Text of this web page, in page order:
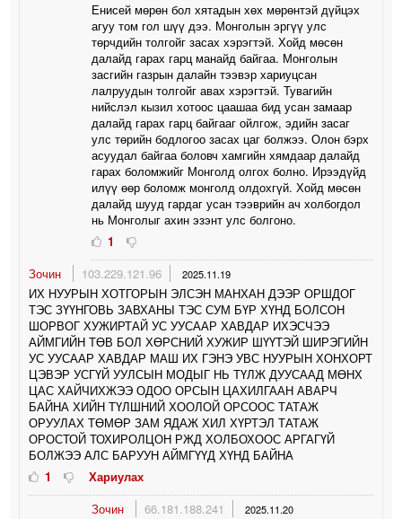
Енисей мөрөн бол хятадын хөх мөрөнтэй дүйцэх
агуу том гол шүү дээ. Монголын эргүү улс
төрчдийн толгойг засах хэрэгтэй. Хойд мөсөн
далайд гарах гарц манайд байгаа. Монголын
засгийн газрын далайн тээвэр хариуцсан
лалруудын толгойг авах хэрэгтэй. Тувагийн
нийслэл кызил хотоос цаашаа бид усан замаар
далайд гарах гарц байгааг ойлгож, эдийн засаг
улс төрийн бодлогоо засах цаг болжээ. Олон бэрх
асуудал байгаа боловч хамгийн хямдаар далайд
гарах боломжийг Монголд олгох болно. Ирээдүйд
илүү өөр боломж монголд олдохгүй. Хойд мөсөн
далайд шууд гардаг усан тээврийн ач холбогдол
нь Монголыг ахин эзэнт улс болгоно.
1
Зочин
103.229.121.96 2025.11.19
ИХ НУУРЫН ХОТГОРЫН ЭЛСЭН МАНХАН ДЭЭР ОРШДОГ
ТЭС ЗҮҮНГОВЬ ЗАВХАНЫ ТЭС СУМ БҮР ХҮНД БОЛСОН
ШОРВОГ ХУЖИРТАЙ УС УУСААР ХАВДАР ИХЭСЧЭЭ
АЙМГИЙН ТӨВ БОЛ ХӨРСНИЙ ХУЖИР ШҮҮТЭЙ ШИРЭГИЙН
УС УУСААР ХАВДАР МАШ ИХ ГЭНЭ УВС НУУРЫН ХОНХОРТ
ЦЭВЭР УСГҮЙ УУЛСЫН МОДЫГ НЬ ТҮЛЖ ДУУСААД МӨНХ
ЦАС ХАЙЧИХЖЭЭ ОДОО ОРСЫН ЦАХИЛГААН АВАРЧ
БАЙНА ХИЙН ТҮЛШНИЙ ХООЛОЙ ОРСООС ТАТАЖ
ОРУУЛАХ ТӨМӨР ЗАМ ЯДАЖ ХИЛ ХҮРТЭЛ ТАТАЖ
ОРОСТОЙ ТОХИРОЛЦОН РЖД ХОЛБОХООС АРГАГҮЙ
БОЛЖЭЭ АЛС БАРУУН АЙМГҮҮД ХҮНД БАЙНА
1
Хариулах
Зочин
66.181.188.241 2025.11.20